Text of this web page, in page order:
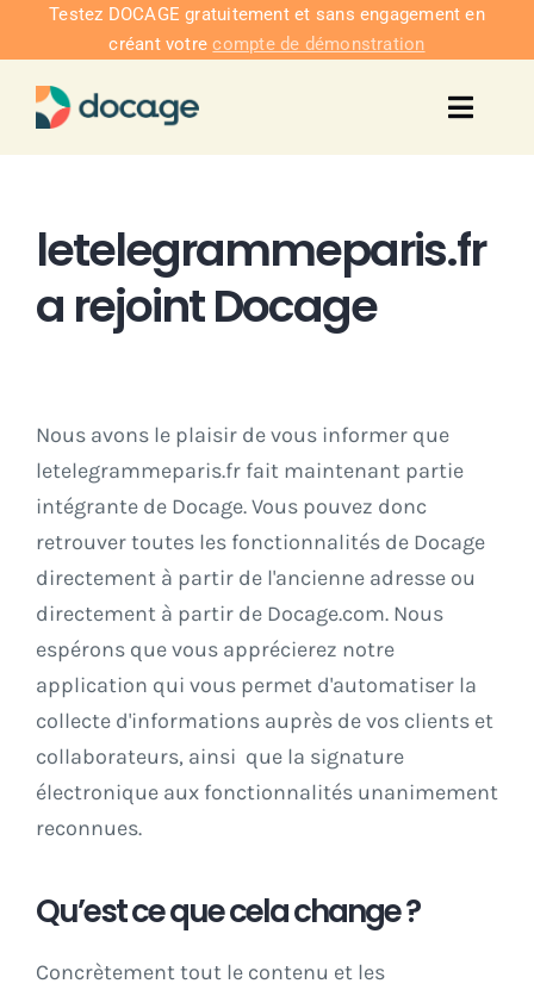
Passer
contenu
Testez DOCAGE gratuitement et sans engagement en
créant votrecompte de démonstration
letelegrammeparis.fr
a rejoint Docage
Nous avons le plaisir de vous informer que
letelegrammeparis.fr fait maintenant partie
intégrante de Docage. Vous pouvez donc
retrouver toutes les fonctionnalités de Docage
directement à partir de l'ancienne adresse ou
directement à partir de Docage.com. Nous
espérons que vous apprécierez notre
application qui vous permet d'automatiser la
collecte d'informations auprès de vos clients et
collaborateurs, ainsi que la signature
électronique aux fonctionnalités unanimement
reconnues.
Qu’est ce que cela change ?
Concrètement tout le contenu et les